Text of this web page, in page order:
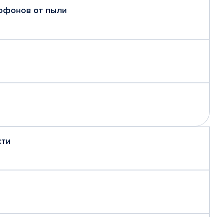
от пыли